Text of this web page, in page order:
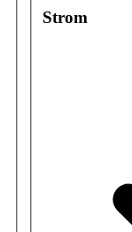
Strom